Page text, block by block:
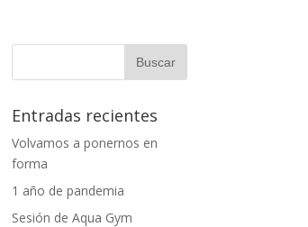
Entradas recientes
Volvamos a ponernos en
forma
1 año de pandemia
Sesión de Aqua Gym